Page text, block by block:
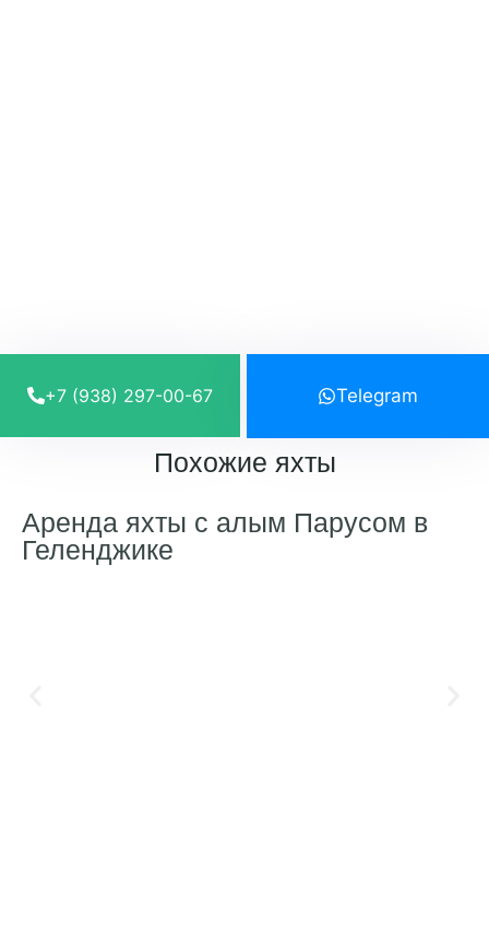
+7 (938) 297-00-67 Telegram
Похожие яхты
Аренда яхты с алым Парусом в
Геленджике